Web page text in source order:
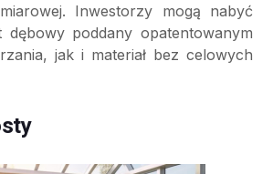
Inwestorzy mogą nabyć
dębowy poddany opatentowanym
jak i materiał bez celowych